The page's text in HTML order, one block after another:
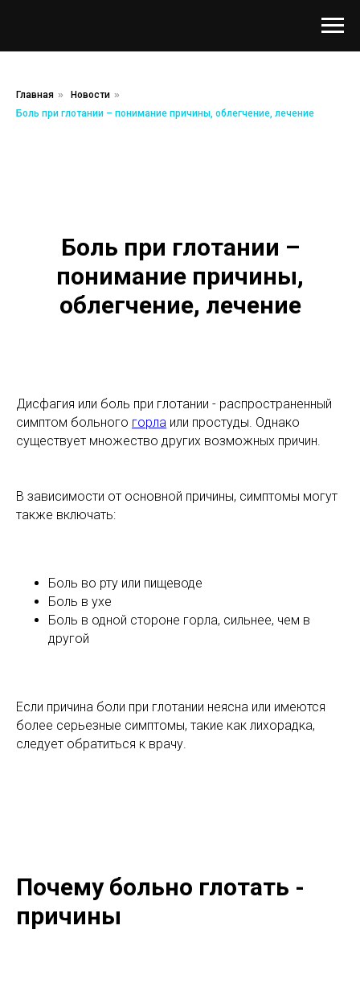
Главная » Новости »
Боль при глотании – понимание причины, облегчение, лечение
Боль при глотании –
понимание причины,
облегчение, лечение
Дисфагия или боль при глотании - распространенный
симптом больного горла или простуды. Однако
существует множество других возможных причин.
В зависимости от основной причины, симптомы могут
также включать:
Боль во рту или пищеводе
Боль в ухе
Боль в одной стороне горла, сильнее, чем в
другой
Если причина боли при глотании неясна или имеются
более серьезные симптомы, такие как лихорадка,
следует обратиться к врачу.
Почему больно глотать -
причины